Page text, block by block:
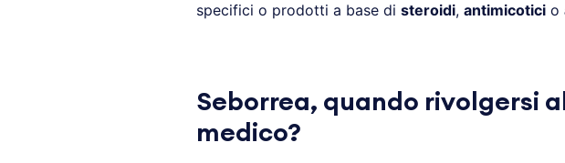
specifici o prodotti a base di steroidi, antimicoticio
Seborrea, quando rivolgersi
medico?